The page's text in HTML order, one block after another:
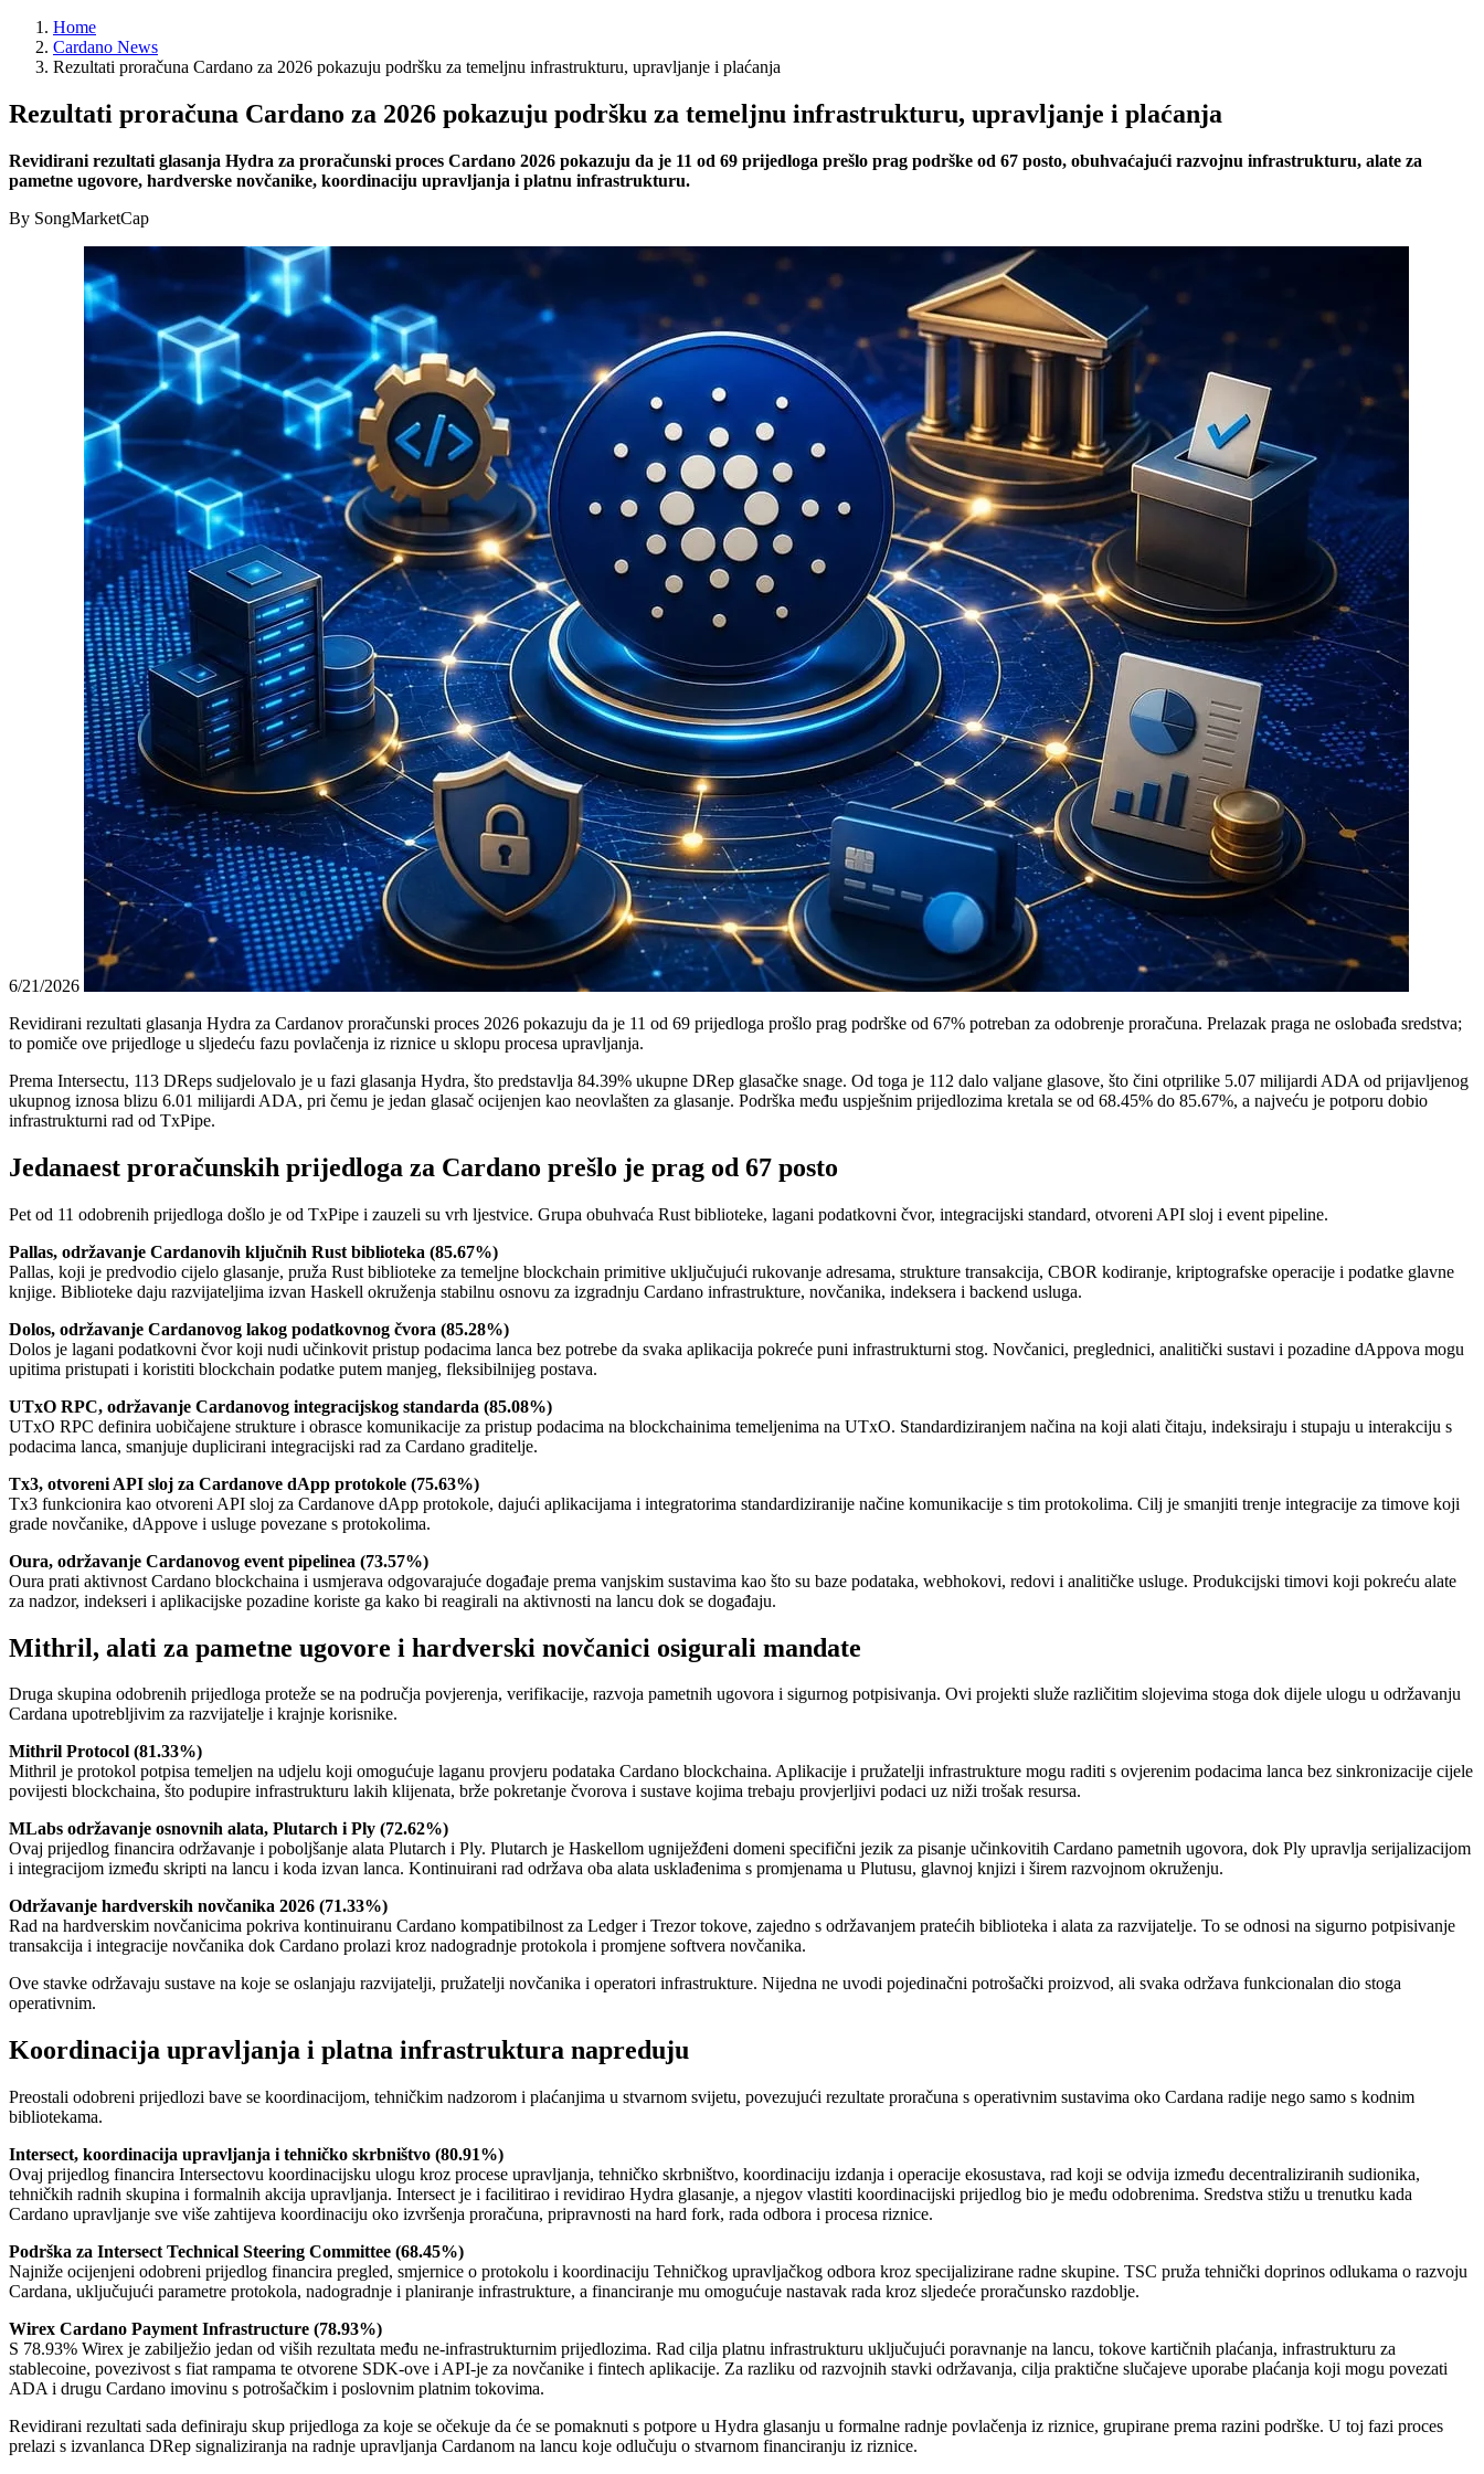
Home
Cardano News
Rezultati proračuna Cardano za 2026 pokazuju podršku za temeljnu infrastrukturu, upravljanje i plaćanja
Rezultati proračuna Cardano za 2026 pokazuju podršku za temeljnu infrastrukturu, upravljanje i plaćanja
Revidirani rezultati glasanja Hydra za proračunski proces Cardano 2026 pokazuju da je 11 od 69 prijedloga prešlo prag podrške od 67 posto, obuhvaćajući razvojnu infrastrukturu, alate za
pametne ugovore, hardverske novčanike, koordinaciju upravljanja i platnu infrastrukturu.
By SongMarketCap
6/21/2026
Revidirani rezultati glasanja Hydra za Cardanov proračunski proces 2026 pokazuju da je 11 od 69 prijedloga prošlo prag podrške od 67% potreban za odobrenje proračuna. Prelazak praga ne oslobađa sredstva;
to pomiče ove prijedloge u sljedeću fazu povlačenja iz riznice u sklopu procesa upravljanja.
Prema Intersectu, 113 DReps sudjelovalo je u fazi glasanja Hydra, što predstavlja 84.39% ukupne DRep glasačke snage. Od toga je 112 dalo valjane glasove, što čini otprilike 5.07 milijardi ADA od prijavljenog
ukupnog iznosa blizu 6.01 milijardi ADA, pri čemu je jedan glasač ocijenjen kao neovlašten za glasanje. Podrška među uspješnim prijedlozima kretala se od 68.45% do 85.67%, a najveću je potporu dobio
infrastrukturni rad od TxPipe.
Jedanaest proračunskih prijedloga za Cardano prešlo je prag od 67 posto
Pet od 11 odobrenih prijedloga došlo je od TxPipe i zauzeli su vrh ljestvice. Grupa obuhvaća Rust biblioteke, lagani podatkovni čvor, integracijski standard, otvoreni API sloj i event pipeline.
Pallas, održavanje Cardanovih ključnih Rust biblioteka (85.67%)
Pallas, koji je predvodio cijelo glasanje, pruža Rust biblioteke za temeljne blockchain primitive uključujući rukovanje adresama, strukture transakcija, CBOR kodiranje, kriptografske operacije i podatke glavne
knjige. Biblioteke daju razvijateljima izvan Haskell okruženja stabilnu osnovu za izgradnju Cardano infrastrukture, novčanika, indeksera i backend usluga.
Dolos, održavanje Cardanovog lakog podatkovnog čvora (85.28%)
Dolos je lagani podatkovni čvor koji nudi učinkovit pristup podacima lanca bez potrebe da svaka aplikacija pokreće puni infrastrukturni stog. Novčanici, preglednici, analitički sustavi i pozadine dAppova mogu
upitima pristupati i koristiti blockchain podatke putem manjeg, fleksibilnijeg postava.
UTxO RPC, održavanje Cardanovog integracijskog standarda (85.08%)
UTxO RPC definira uobičajene strukture i obrasce komunikacije za pristup podacima na blockchainima temeljenima na UTxO. Standardiziranjem načina na koji alati čitaju, indeksiraju i stupaju u interakciju s
podacima lanca, smanjuje duplicirani integracijski rad za Cardano graditelje.
Tx3, otvoreni API sloj za Cardanove dApp protokole (75.63%)
Tx3 funkcionira kao otvoreni API sloj za Cardanove dApp protokole, dajući aplikacijama i integratorima standardiziranije načine komunikacije s tim protokolima. Cilj je smanjiti trenje integracije za timove koji
grade novčanike, dAppove i usluge povezane s protokolima.
Oura, održavanje Cardanovog event pipelinea (73.57%)
Oura prati aktivnost Cardano blockchaina i usmjerava odgovarajuće događaje prema vanjskim sustavima kao što su baze podataka, webhokovi, redovi i analitičke usluge. Produkcijski timovi koji pokreću alate
za nadzor, indekseri i aplikacijske pozadine koriste ga kako bi reagirali na aktivnosti na lancu dok se događaju.
Mithril, alati za pametne ugovore i hardverski novčanici osigurali mandate
Druga skupina odobrenih prijedloga proteže se na područja povjerenja, verifikacije, razvoja pametnih ugovora i sigurnog potpisivanja. Ovi projekti služe različitim slojevima stoga dok dijele ulogu u održavanju
Cardana upotrebljivim za razvijatelje i krajnje korisnike.
Mithril Protocol (81.33%)
Mithril je protokol potpisa temeljen na udjelu koji omogućuje laganu provjeru podataka Cardano blockchaina. Aplikacije i pružatelji infrastrukture mogu raditi s ovjerenim podacima lanca bez sinkronizacije cijele
povijesti blockchaina, što podupire infrastrukturu lakih klijenata, brže pokretanje čvorova i sustave kojima trebaju provjerljivi podaci uz niži trošak resursa.
MLabs održavanje osnovnih alata, Plutarch i Ply (72.62%)
Ovaj prijedlog financira održavanje i poboljšanje alata Plutarch i Ply. Plutarch je Haskellom ugniježđeni domeni specifični jezik za pisanje učinkovitih Cardano pametnih ugovora, dok Ply upravlja serijalizacijom
i integracijom između skripti na lancu i koda izvan lanca. Kontinuirani rad održava oba alata usklađenima s promjenama u Plutusu, glavnoj knjizi i širem razvojnom okruženju.
Održavanje hardverskih novčanika 2026 (71.33%)
Rad na hardverskim novčanicima pokriva kontinuiranu Cardano kompatibilnost za Ledger i Trezor tokove, zajedno s održavanjem pratećih biblioteka i alata za razvijatelje. To se odnosi na sigurno potpisivanje
transakcija i integracije novčanika dok Cardano prolazi kroz nadogradnje protokola i promjene softvera novčanika.
Ove stavke održavaju sustave na koje se oslanjaju razvijatelji, pružatelji novčanika i operatori infrastrukture. Nijedna ne uvodi pojedinačni potrošački proizvod, ali svaka održava funkcionalan dio stoga
operativnim.
Koordinacija upravljanja i platna infrastruktura napreduju
Preostali odobreni prijedlozi bave se koordinacijom, tehničkim nadzorom i plaćanjima u stvarnom svijetu, povezujući rezultate proračuna s operativnim sustavima oko Cardana radije nego samo s kodnim
bibliotekama.
Intersect, koordinacija upravljanja i tehničko skrbništvo (80.91%)
Ovaj prijedlog financira Intersectovu koordinacijsku ulogu kroz procese upravljanja, tehničko skrbništvo, koordinaciju izdanja i operacije ekosustava, rad koji se odvija između decentraliziranih sudionika,
tehničkih radnih skupina i formalnih akcija upravljanja. Intersect je i facilitirao i revidirao Hydra glasanje, a njegov vlastiti koordinacijski prijedlog bio je među odobrenima. Sredstva stižu u trenutku kada
Cardano upravljanje sve više zahtijeva koordinaciju oko izvršenja proračuna, pripravnosti na hard fork, rada odbora i procesa riznice.
Podrška za Intersect Technical Steering Committee (68.45%)
Najniže ocijenjeni odobreni prijedlog financira pregled, smjernice o protokolu i koordinaciju Tehničkog upravljačkog odbora kroz specijalizirane radne skupine. TSC pruža tehnički doprinos odlukama o razvoju
Cardana, uključujući parametre protokola, nadogradnje i planiranje infrastrukture, a financiranje mu omogućuje nastavak rada kroz sljedeće proračunsko razdoblje.
Wirex Cardano Payment Infrastructure (78.93%)
S 78.93% Wirex je zabilježio jedan od viših rezultata među ne-infrastrukturnim prijedlozima. Rad cilja platnu infrastrukturu uključujući poravnanje na lancu, tokove kartičnih plaćanja, infrastrukturu za
stablecoine, povezivost s fiat rampama te otvorene SDK-ove i API-je za novčanike i fintech aplikacije. Za razliku od razvojnih stavki održavanja, cilja praktične slučajeve uporabe plaćanja koji mogu povezati
ADA i drugu Cardano imovinu s potrošačkim i poslovnim platnim tokovima.
Revidirani rezultati sada definiraju skup prijedloga za koje se očekuje da će se pomaknuti s potpore u Hydra glasanju u formalne radnje povlačenja iz riznice, grupirane prema razini podrške. U toj fazi proces
prelazi s izvanlanca DRep signaliziranja na radnje upravljanja Cardanom na lancu koje odlučuju o stvarnom financiranju iz riznice.